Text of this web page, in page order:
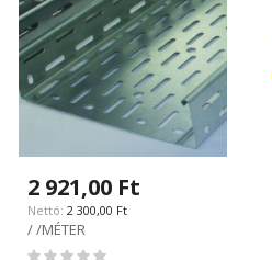
2 921,00 Ft
2 300,00 Ft
/ /MÉTER
Rating: